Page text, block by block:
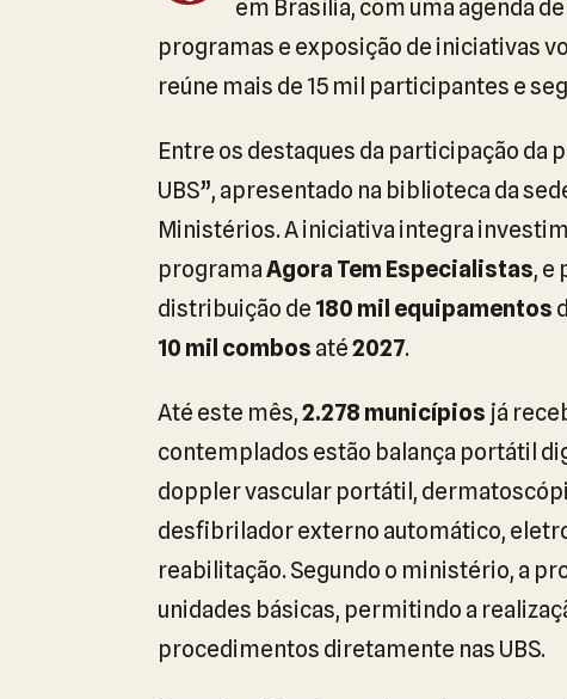
em Brasília, com uma agenda
programas e exposição de iniciativas
reúne mais de 15 mil participantes e
Entre os destaques da participação da
UBS”, apresentado na biblioteca da
Ministérios. A iniciativa integra
programaAgora Tem Especialistas, e
distribuição de 180 mil equipamentos
10 mil combos até2027.
Até este mês,2.278 municípios já
contemplados estão balança portátil
doppler vascular portátil,
desfibrilador externo automático,
reabilitação. Segundo o ministério, a
unidades básicas, permitindo a
procedimentos diretamente nas UBS.